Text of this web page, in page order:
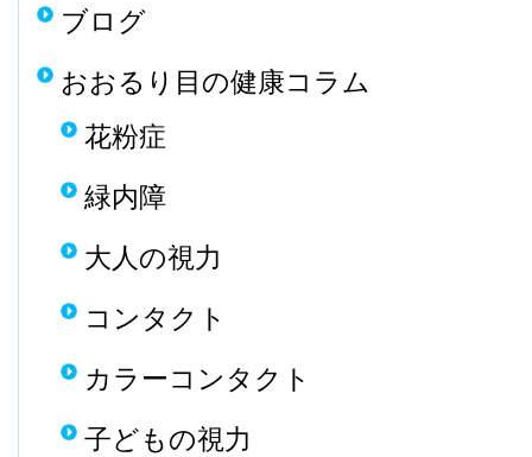
ブログ
おおるり目の健康コラム
花粉症
緑内障
大人の視力
コンタクト
カラーコンタクト
子どもの視力